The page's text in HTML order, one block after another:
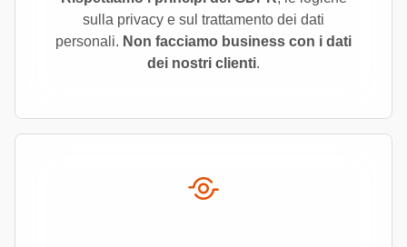
sulla privacy e sul trattamento dei dati
personali. Non facciamo business con i dati
dei nostri clienti.